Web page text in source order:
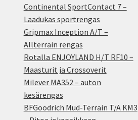
Continental SportContact 7 –
Laadukas sportrengas
Gripmax Inception A/T –
Allterrain rengas
Rotalla ENJOYLAND H/T RF10 –
Maasturit ja Crossoverit
Milever MA352 – auton
kesärengas
BFGoodrich Mud-Terrain T/A KM3